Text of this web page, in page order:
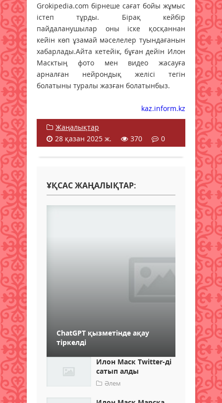
Grokipedia.com бірнеше сағат бойы жұмыс
істеп тұрды. Бірақ кейбір
пайдаланушылар оны іске қосқаннан
кейін көп ұзамай мәселелер туындағанын
хабарлады.Айта кетейік, бұған дейін Илон
Масктың фото мен видео жасауға
арналған нейрондық желісі тегін
болатыны туралы жазған болатынбыз.
kaz.inform.kz
Жаңалықтар
28 қазан 2025 ж.
370 0
ҰҚСАС ЖАҢАЛЫҚТАР:
ChatGPT қызметінде ақау
тіркелді
Илон Маск Twitter-ді
сатып алды
Әлем